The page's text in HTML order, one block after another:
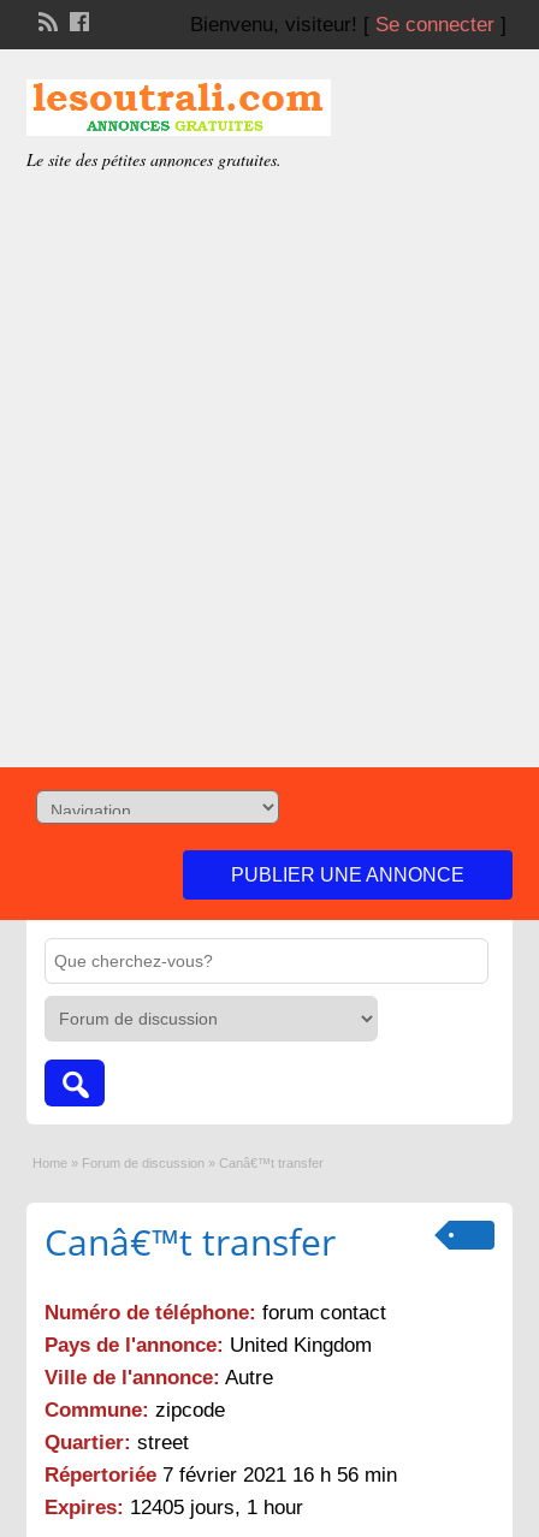
Bienvenu, visiteur! [ Se connecter]
Le site des pétites annonces gratuites.
PUBLIER UNE ANNONCE
Home » Forum de discussion » Canâ€™t transfer
Canâ€™t transfer
Numéro de téléphone: forum contact
Pays de l'annonce: United Kingdom
Ville de l'annonce: Autre
Commune: zipcode
Quartier: street
Répertoriée 7 février 2021 16 h 56 min
Expires: 12405 jours, 1 hour